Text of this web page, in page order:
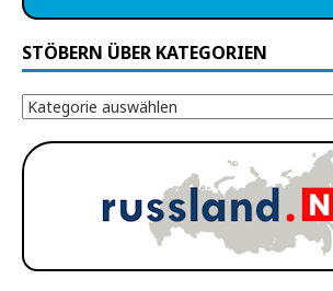
STÖBERN ÜBER KATEGORIEN